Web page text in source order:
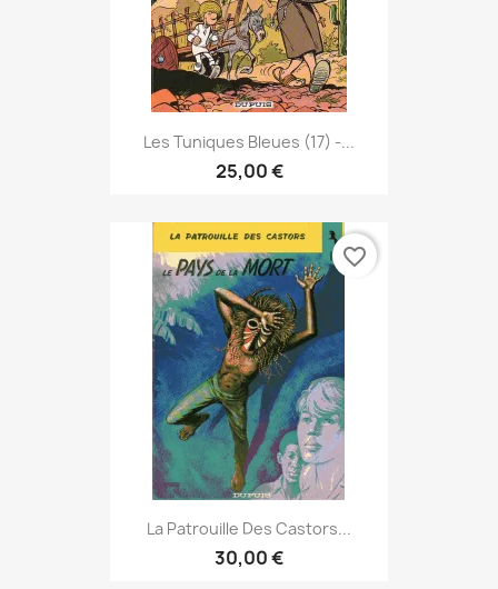
Les Tuniques Bleues (17) -...
25,00 €
La Patrouille Des Castors...
30,00 €
favorite_border